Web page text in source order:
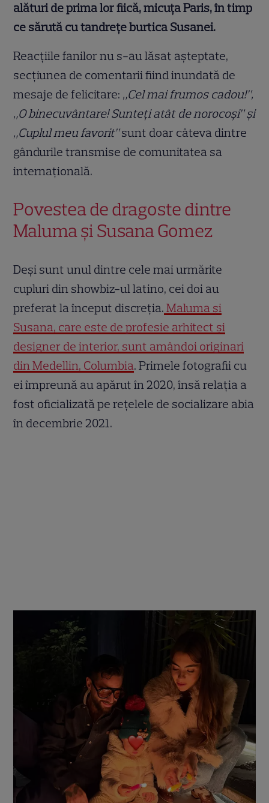
alături de prima lor fiică, micuța Paris, în timp
ce sărută cu tandrețe burtica Susanei.
Reacțiile fanilor nu s-au lăsat așteptate,
secțiunea de comentarii fiind inundată de
mesaje de felicitare: „Cel mai frumos cadou!”,
„O binecuvântare! Sunteți atât de norocoși” și
„Cuplul meu favorit”sunt doar câteva dintre
gândurile transmise de comunitatea sa
internațională.
Povestea de dragoste dintre
Maluma și Susana Gomez
Deși sunt unul dintre cele mai urmărite
cupluri din showbiz-ul latino, cei doi au
preferat la început discreția. Maluma și
Susana, care este de profesie arhitect și
designer de interior, sunt amândoi originari
din Medellin, Columbia. Primele fotografii cu
ei împreună au apărut în 2020, însă relația a
fost oficializată pe rețelele de socializare abia
în decembrie 2021.